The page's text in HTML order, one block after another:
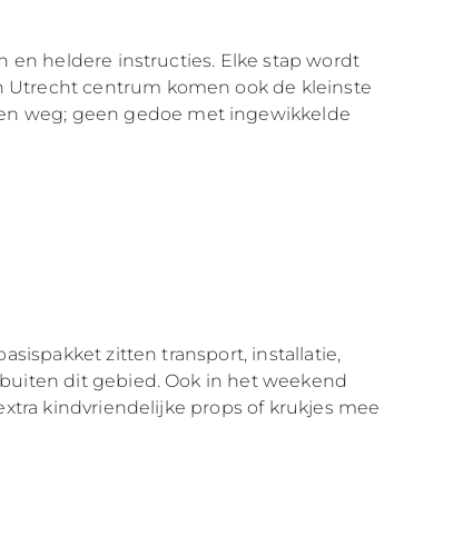
en heldere instructies. Elke stap wordt
Utrecht centrum komen ook de kleinste
weg; geen gedoe met ingewikkelde
zitten transport, installatie,
dit gebied. Ook in het weekend
kindvriendelijke props of krukjes mee